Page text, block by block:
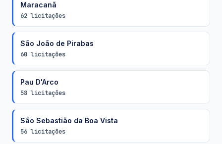
Maracanã
62 licitações
São João de Pirabas
60 licitações
Pau D'Arco
58 licitações
São Sebastião da Boa Vista
56 licitações